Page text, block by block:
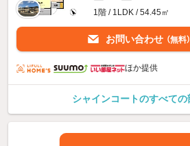
1階 / 1LDK / 54.45㎡
お問い合わせ （無料）
ほか提供
シャインコートのすべての